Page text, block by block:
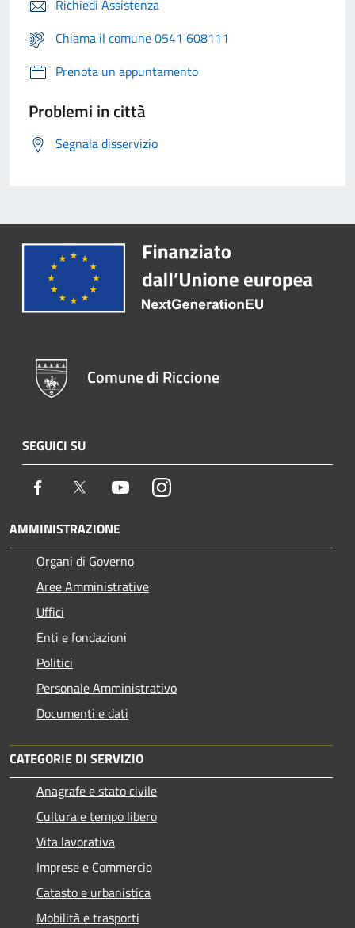
Richiedi Assistenza
Chiama il comune 0541 608111
Prenota un appuntamento
Problemi in città
Segnala disservizio
Comune di Riccione
SEGUICI SU
Facebook Twitter YoutubeInstagram
AMMINISTRAZIONE
Organi di Governo
Aree Amministrative
Uffici
Enti e fondazioni
Politici
Personale Amministrativo
Documenti e dati
CATEGORIE DI SERVIZIO
Anagrafe e stato civile
Cultura e tempo libero
Vita lavorativa
Imprese e Commercio
Catasto e urbanistica
Mobilità e trasporti